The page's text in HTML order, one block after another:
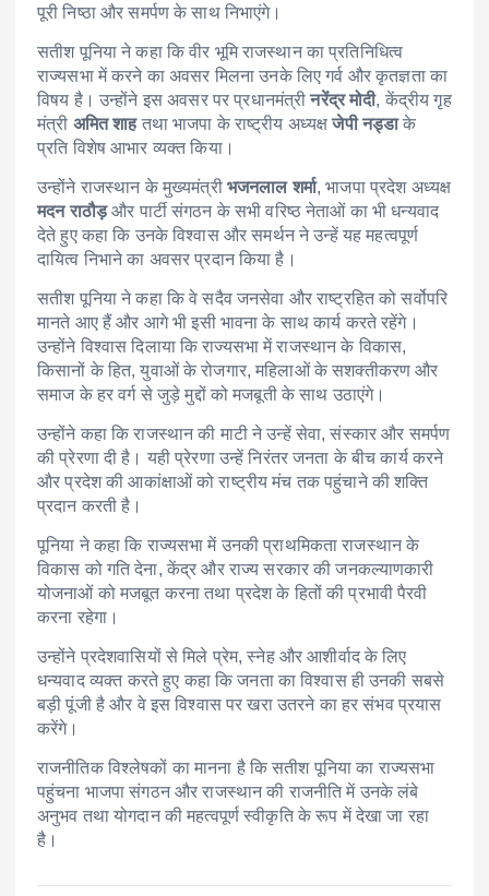
पूरी निष्ठा और समर्पण के साथ निभाएंगे।
सतीश पूनिया ने कहा कि वीर भूमि राजस्थान का प्रतिनिधित्व
राज्यसभा में करने का अवसर मिलना उनके लिए गर्व और कृतज्ञता का
विषय है। उन्होंने इस अवसर पर प्रधानमंत्रीनरेंद्र मोदी, केंद्रीय गृह
मंत्री अमित शाहतथा भाजपा के राष्ट्रीय अध्यक्षजेपी नड्डाके
प्रति विशेष आभार व्यक्त किया।
उन्होंने राजस्थान के मुख्यमंत्री भजनलाल शर्मा, भाजपा प्रदेश अध्यक्ष
मदन राठौड़और पार्टी संगठन के सभी वरिष्ठ नेताओं का भी धन्यवाद
देते हुए कहा कि उनके विश्वास और समर्थन ने उन्हें यह महत्वपूर्ण
दायित्व निभाने का अवसर प्रदान किया है।
सतीश पूनिया ने कहा कि वे सदैव जनसेवा और राष्ट्रहित को सर्वोपरि
मानते आए हैं और आगे भी इसी भावना के साथ कार्य करते रहेंगे।
उन्होंने विश्वास दिलाया कि राज्यसभा में राजस्थान के विकास,
किसानों के हित, युवाओं के रोजगार, महिलाओं के सशक्तीकरण और
समाज के हर वर्ग से जुड़े मुद्दों को मजबूती के साथ उठाएंगे।
उन्होंने कहा कि राजस्थान की माटी ने उन्हें सेवा, संस्कार और समर्पण
की प्रेरणा दी है। यही प्रेरणा उन्हें निरंतर जनता के बीच कार्य करने
और प्रदेश की आकांक्षाओं को राष्ट्रीय मंच तक पहुंचाने की शक्ति
प्रदान करती है।
पूनिया ने कहा कि राज्यसभा में उनकी प्राथमिकता राजस्थान के
विकास को गति देना, केंद्र और राज्य सरकार की जनकल्याणकारी
योजनाओं को मजबूत करना तथा प्रदेश के हितों की प्रभावी पैरवी
करना रहेगा।
उन्होंने प्रदेशवासियों से मिले प्रेम, स्नेह और आशीर्वाद के लिए
धन्यवाद व्यक्त करते हुए कहा कि जनता का विश्वास ही उनकी सबसे
बड़ी पूंजी है और वे इस विश्वास पर खरा उतरने का हर संभव प्रयास
करेंगे।
राजनीतिक विश्लेषकों का मानना है कि सतीश पूनिया का राज्यसभा
पहुंचना भाजपा संगठन और राजस्थान की राजनीति में उनके लंबे
अनुभव तथा योगदान की महत्वपूर्ण स्वीकृति के रूप में देखा जा रहा
है।